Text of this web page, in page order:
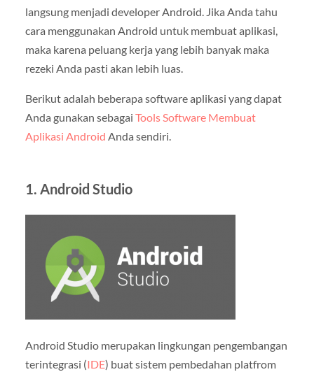
langsung menjadi developer Android. Jika Anda tahu
cara menggunakan Android untuk membuat aplikasi,
maka karena peluang kerja yang lebih banyak maka
rezeki Anda pasti akan lebih luas.
Berikut adalah beberapa software aplikasi yang dapat
Anda gunakan sebagai Tools Software Membuat
Aplikasi Android Anda sendiri.
1. Android Studio
Android Studio merupakan lingkungan pengembangan
terintegrasi (IDE) buat sistem pembedahan platfrom